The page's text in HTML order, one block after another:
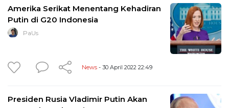
Amerika Serikat Menentang Kehadiran
Putin di G20 Indonesia
PaUs
News - 30 April 2022 22:49
Presiden Rusia Vladimir Putin Akan